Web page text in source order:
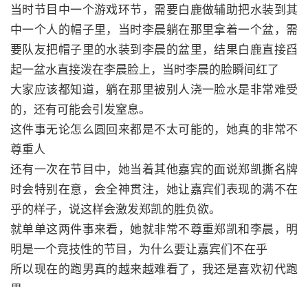
当时节目中一个游戏环节，需要白鹿做辅助把水装到其
中一个人的帽子里，当时李晨躺在那里拿着一个盆，需
要队友把帽子里的水装到李晨的盆里，结果白鹿直接舀
起一盆水直接泼在李晨脸上，当时李晨的脸瞬间红了
大家应该都知道，躺在那里被别人浇一脸水是非常难受
的，还有可能会引发窒息。
这件事无论怎么圆回来都是不太可能的，她真的非常不
尊重人
还有一次在节目中，她当着其他嘉宾的面说郑凯撕名牌
时会特别在意，会全神贯注，她让嘉宾们表现的满不在
乎的样子，说这样会激发郑凯的胜负欲。
就单单这两件事来看，她就非常不尊重郑凯和李晨，明
明是一个竞技性的节目，为什么要让嘉宾们不在乎
所以现在的跑男真的越来越难看了，我还是喜欢初代跑